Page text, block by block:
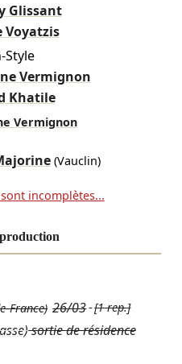
Glissant
Voyatzis
Style
Vermignon
Khatile
Vermignon
(Vauclin)
incomplètes...
France) 26/03 [1 rep.]
sortie de résidence